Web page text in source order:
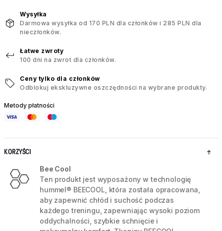
Wysyłka
Darmowa wysyłka od 170 PLN dla członków i 285 PLN dla
nieczłonków.
Łatwe zwroty
100 dni na zwrot dla członków.
Ceny tylko dla członków
Odblokuj ekskluzywne oszczędności na wybrane produkty.
Metody płatności
KORZYŚCI
Bee Cool
Ten produkt jest wyposażony w technologię
hummel® BEECOOL, która została opracowana,
aby zapewnić chłód i suchość podczas
każdego treningu, zapewniając wysoki poziom
oddychalności, szybkie schnięcie i